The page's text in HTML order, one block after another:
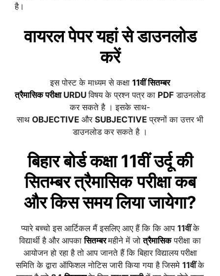
है।
वायरल पेपर यहां से डाउनलोड
करें
इस पोस्ट के माध्यम से कक्षा 11वींसितम्बर
त्रैमासिकपरीक्षाURDUविषय के प्रश्न पत्र का PDF डाउनलोड
कर सकते है । इसके साथ-
साथ OBJECTIVE और SUBJECTIVE प्रश्नों का उत्तर भी
डाउनलोड कर सकते है ।
बिहार बोर्ड कक्षा 11वींउर्दूकी
सितम्बरत्रैमासिक परीक्षा कब
और किस समय लिया जायेगा?
प्यारे बच्चो इस आर्टिकल मैं इसलिए आए हैं कि कि आप 11वींके
विद्यार्थी है और आपकासितम्बर महीने में जोत्रैमासिकपरीक्षा का
आयोजन हो रहा है तो आप जानते हैं कि बिहार विद्यालय परीक्षा
समिति के द्वारा ऑफिशल नोटिस जारी किया गया है जिसमे 11वींके